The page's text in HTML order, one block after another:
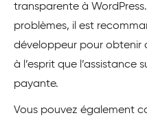
transparente à
problèmes, il est
développeur pour obtenir
à l’esprit que l’assistance
payante.
Vous pouvez également